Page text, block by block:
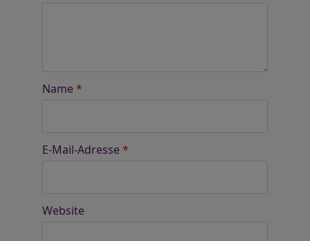
Name *
E-Mail-Adresse *
Website